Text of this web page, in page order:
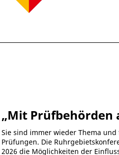
„Mit Prüfbehörden
Sie sind immer wieder Thema
Prüfungen. Die
2026 die Möglichkeiten der